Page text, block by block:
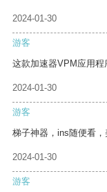
2024-01-30
游客
这款加速器VPM应用程
2024-01-30
游客
梯子神器，ins随便看，
2024-01-30
游客